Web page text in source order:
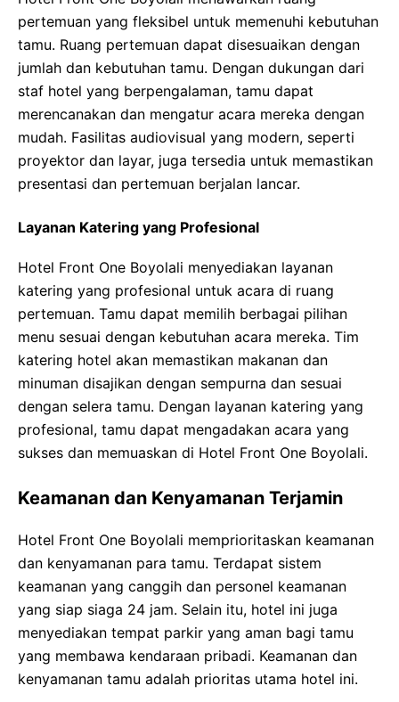
pertemuan yang fleksibel untuk memenuhi kebutuhan
tamu. Ruang pertemuan dapat disesuaikan dengan
jumlah dan kebutuhan tamu. Dengan dukungan dari
staf hotel yang berpengalaman, tamu dapat
merencanakan dan mengatur acara mereka dengan
mudah. Fasilitas audiovisual yang modern, seperti
proyektor dan layar, juga tersedia untuk memastikan
presentasi dan pertemuan berjalan lancar.
Layanan Katering yang Profesional
Hotel Front One Boyolali menyediakan layanan
katering yang profesional untuk acara di ruang
pertemuan. Tamu dapat memilih berbagai pilihan
menu sesuai dengan kebutuhan acara mereka. Tim
katering hotel akan memastikan makanan dan
minuman disajikan dengan sempurna dan sesuai
dengan selera tamu. Dengan layanan katering yang
profesional, tamu dapat mengadakan acara yang
sukses dan memuaskan di Hotel Front One Boyolali.
Keamanan dan Kenyamanan Terjamin
Hotel Front One Boyolali memprioritaskan keamanan
dan kenyamanan para tamu. Terdapat sistem
keamanan yang canggih dan personel keamanan
yang siap siaga 24 jam. Selain itu, hotel ini juga
menyediakan tempat parkir yang aman bagi tamu
yang membawa kendaraan pribadi. Keamanan dan
kenyamanan tamu adalah prioritas utama hotel ini.